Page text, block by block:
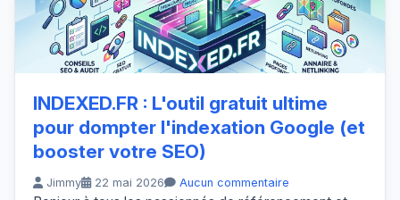
INDEXED.FR : L'outil gratuit ultime
pour dompter l'indexation Google (et
booster votre SEO)
Jimmy 22 mai 2026 Aucun commentaire